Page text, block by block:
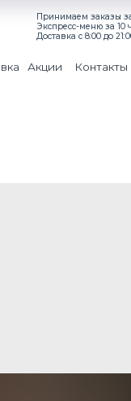
Принимаем заказы за 24 часа
Экспресс-меню за 10 часов
Доставка с 8:00 до 21:00